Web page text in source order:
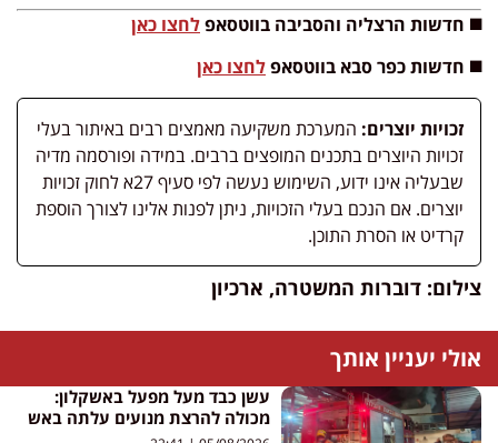
◼️ חדשות הרצליה והסביבה בווטסאפלחצו כאן
◼️ חדשות כפר סבא בווטסאפלחצו כאן
זכויות יוצרים: המערכת משקיעה מאמצים רבים באיתור בעלי
זכויות היוצרים בתכנים המופצים ברבים. במידה ופורסמה מדיה
שבעליה אינו ידוע, השימוש נעשה לפי סעיף 27א לחוק זכויות
יוצרים. אם הנכם בעלי הזכויות, ניתן לפנות אלינו לצורך הוספת
קרדיט או הסרת התוכן.
צילום: דוברות המשטרה, ארכיון
אולי יעניין אותך
עשן כבד מעל מפעל באשקלון:
מכולה להרצת מנועים עלתה באש